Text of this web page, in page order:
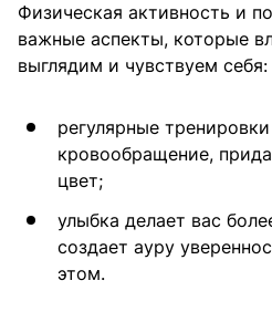
Физическая активность и
важные аспекты, которые
выглядим и чувствуем себя:
регулярные
кровообращение,
цвет;
улыбка делает вас
создает ауру
этом.